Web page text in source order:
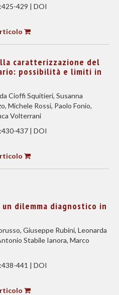
429 | DOI
caratterizzazione del
possibilità e limiti in
Cioffi Squitieri, Susanna
Michele Rossi, Paolo Fonio,
Volterrani
437 | DOI
dilemma diagnostico in
Giuseppe Rubini, Leonarda
Stabile Ianora, Marco
441 | DOI